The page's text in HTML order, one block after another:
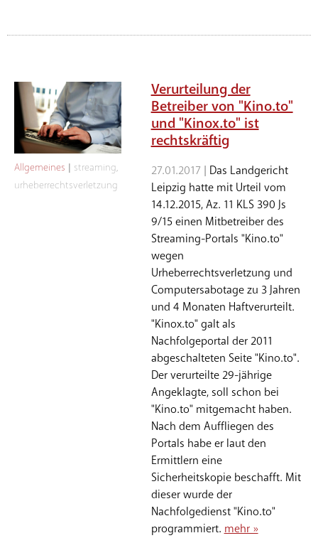
Allgemeines | streaming,
urheberrechtsverletzung
Verurteilung der
Betreiber von "Kino.to"
und "Kinox.to" ist
rechtskräftig
27.01.2017 | Das Landgericht
Leipzig hatte mit Urteil vom
14.12.2015, Az. 11 KLS 390 Js
9/15 einen Mitbetreiber des
Streaming-Portals "Kino.to"
wegen
Urheberrechtsverletzung und
Computersabotage zu 3 Jahren
und 4 Monaten Haftverurteilt.
"Kinox.to" galt als
Nachfolgeportal der 2011
abgeschalteten Seite "Kino.to".
Der verurteilte 29-jährige
Angeklagte, soll schon bei
"Kino.to" mitgemacht haben.
Nach dem Auffliegen des
Portals habe er laut den
Ermittlern eine
Sicherheitskopie beschafft. Mit
dieser wurde der
Nachfolgedienst "Kino.to"
programmiert.mehr »